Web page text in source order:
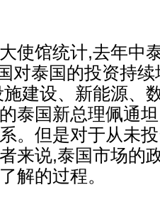
馆统计,去年中
对泰国的投资持
建设、新能源、
泰国新总理佩通
。但是对于从未
来说,泰国市场的
解的过程。